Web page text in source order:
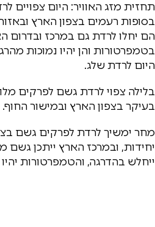
תחזית מזג האוויר: היום צפויים
בסופות רעמים בצפון הארץ
הם יחלו לרדת גם במרכז ובדרום
בטמפרטורות והן יהיו נמוכות
היום לרדת שלג.
בלילה צפוי לרדת גשם לפרקים
בעיקר בצפון הארץ ובמישור החוף.
מחר ימשיך לרדת לפרקים גשם
יחידות, ובמרכז הארץ ייתכן
ייחלש בהדרגה, והטמפרטורות יהיו